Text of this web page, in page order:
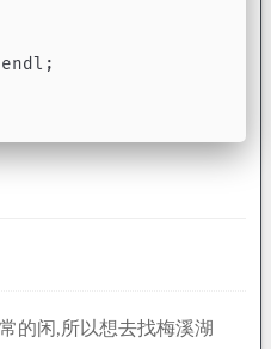
的闲,所以想去找梅溪湖